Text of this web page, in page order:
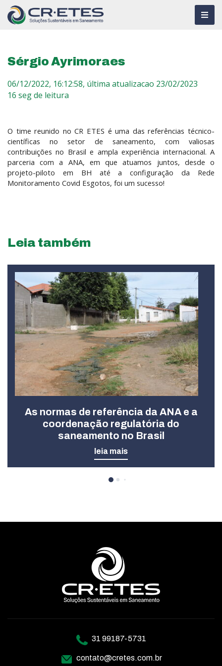
Sérgio Ayrimoraes
06/12/2022, 16:12:58, última atualizacao 23/02/2023
16 seg de leitura
O time reunido no CR ETES é uma das referências técnico-
científicas no setor de saneamento, com valiosas
contribuições no Brasil e ampla experiência internacional. A
parceria com a ANA, em que atuamos juntos, desde o
projeto-piloto em BH até a configuração da Rede
Monitoramento Covid Esgotos, foi um sucesso!
Leia também
As normas de referência da ANA e a
coordenação regulatória do
saneamento no Brasil
leia mais
31 99187-5731
contato@cretes.com.br